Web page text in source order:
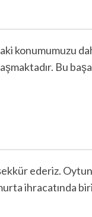
konumumuzu
Bu
ederiz. Oytun
ihracatında